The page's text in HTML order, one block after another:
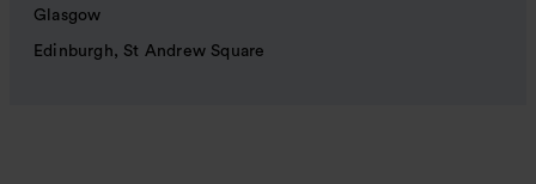
Glasgow
Edinburgh, St Andrew Square